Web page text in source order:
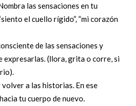
las sensaciones en tu
el cuello rígido”, “mi corazón
de las sensaciones y
expresarlas. (llora, grita o corre, si
volver a las historias. En ese
tu cuerpo de nuevo.